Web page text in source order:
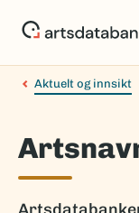
Aktuelt og innsikt